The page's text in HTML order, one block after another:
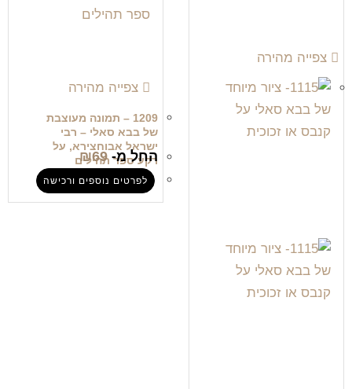
צפייה מהירה
צפייה מהירה
1209 – תמונה מעוצבת
של בבא סאלי – רבי
ישראל אבוחצירא, על
רקע ספר תהילים
החל מ- ₪69
לפרטים נוספים ורכישה